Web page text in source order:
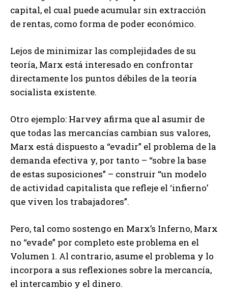
capital, el cual puede acumular sin extracción
de rentas, como forma de poder económico.
Lejos de minimizar las complejidades de su
teoría, Marx está interesado en confrontar
directamente los puntos débiles de la teoría
socialista existente.
Otro ejemplo: Harvey afirma que al asumir de
que todas las mercancías cambian sus valores,
Marx está dispuesto a “evadir” el problema de la
demanda efectiva y, por tanto – “sobre la base
de estas suposiciones” – construir “un modelo
de actividad capitalista que refleje el ‘infierno’
que viven los trabajadores”.
Pero, tal como sostengo en Marx’s Inferno, Marx
no “evade” por completo este problema en el
Volumen 1. Al contrario, asume el problema y lo
incorpora a sus reflexiones sobre la mercancía,
el intercambio y el dinero.